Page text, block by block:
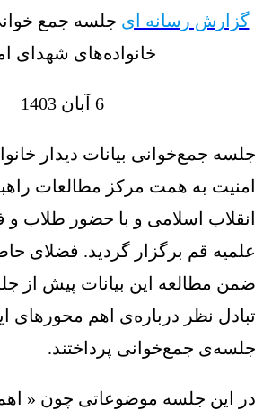
گزارش رسانه ای جلسه جمع
خانواده‌های شهدای
6 آبان 1403
جلسه جمع‌خوانی بیانات دیدار
امنیت به همت مرکز مطالعات
انقلاب اسلامی و با حضور طلاب
علمیه قم برگزار گردید. فضلای
ضمن مطالعه این بیانات پیش از
تبادل نظر درباره‌ی اهم محور‌های
جلسه‌ی جمع‌خوانی پرداختند.
در این جلسه موضوعاتی چون «